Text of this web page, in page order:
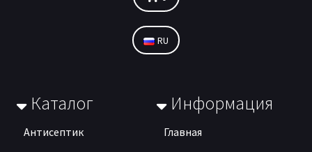
Каталог
Антисептик
Информация
Главная
RU